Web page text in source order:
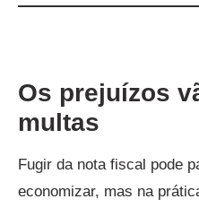
Os prejuízos
multas
Fugir da nota fiscal pode
economizar, mas na